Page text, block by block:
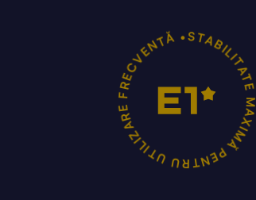
STABILITATE MAXIMĂ PENTRU UTILIZARE FRECVENTĂ •